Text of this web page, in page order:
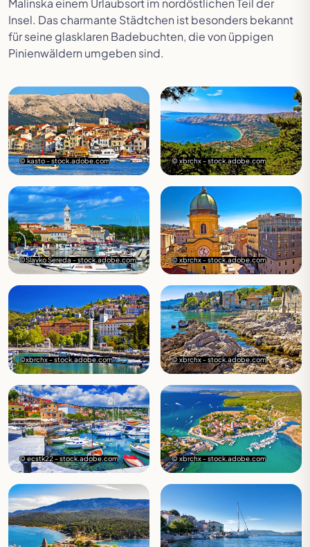
Malinska einem Urlaubsort im nordöstlichen Teil der
Insel. Das charmante Städtchen ist besonders bekannt
für seine glasklaren Badebuchten, die von üppigen
Pinienwäldern umgeben sind.
© kasto - stock.adobe.com © xbrchx - stock.adobe.com
©Slavko Sereda - stock.adobe.com © xbrchx - stock.adobe.com
©xbrchx - stock.adobe.com © xbrchx - stock.adobe.com
© ecstk22 - stock.adobe.com © xbrchx - stock.adobe.com